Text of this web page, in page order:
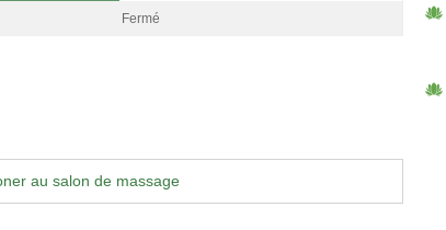
Fermé
au salon de massage